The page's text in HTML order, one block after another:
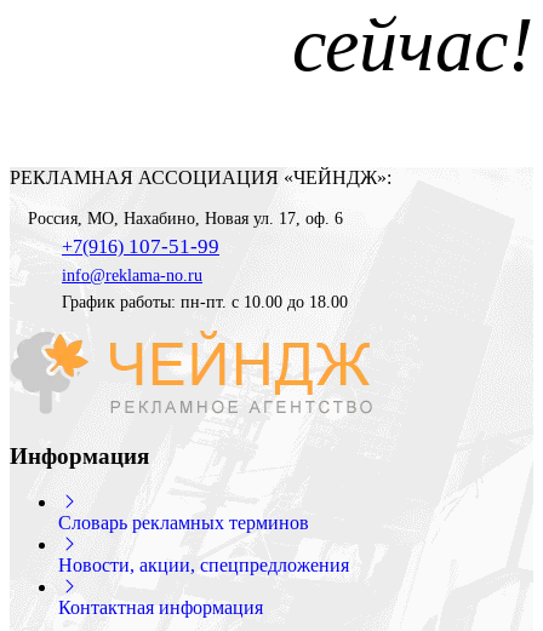
сейчас!
РЕКЛАМНАЯ АССОЦИАЦИЯ «ЧЕЙНДЖ»:
Россия, МО, Нахабино, Новая ул. 17, оф. 6
+7(916) 107-51-99
info@reklama-no.ru
График работы: пн-пт. с 10.00 до 18.00
Информация
Словарь рекламных терминов
Новости, акции, спецпредложения
Контактная информация